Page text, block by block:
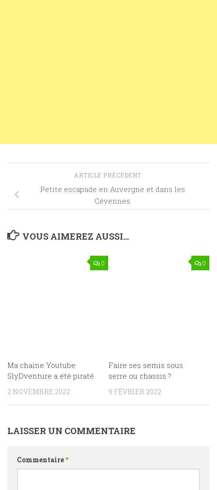
ARTICLE PRÉCÉDENT
Petite escapade en Auvergne et dans les
Cévennes
VOUS AIMEREZ AUSSI...
0
Ma chaine Youtube
SlyDventure a été piraté
2 NOVEMBRE 2022
0
Faire ses semis sous
serre ou chassis ?
9 FÉVRIER 2022
LAISSER UN COMMENTAIRE
Commentaire*